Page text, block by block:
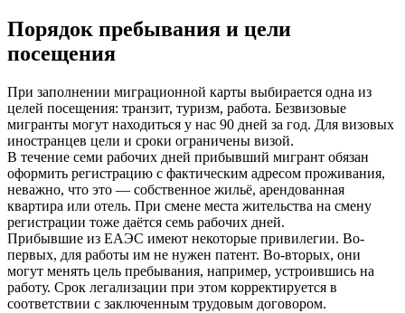
Порядок пребывания и цели
посещения
При заполнении миграционной карты выбирается одна из
целей посещения: транзит, туризм, работа. Безвизовые
мигранты могут находиться у нас 90 дней за год. Для визовых
иностранцев цели и сроки ограничены визой.
В течение семи рабочих дней прибывший мигрант обязан
оформить регистрацию с фактическим адресом проживания,
неважно, что это — собственное жильё, арендованная
квартира или отель. При смене места жительства на смену
регистрации тоже даётся семь рабочих дней.
Прибывшие из ЕАЭС имеют некоторые привилегии. Во-
первых, для работы им не нужен патент. Во-вторых, они
могут менять цель пребывания, например, устроившись на
работу. Срок легализации при этом корректируется в
соответствии с заключенным трудовым договором.